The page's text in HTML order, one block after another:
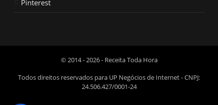
Pinterest
© 2014 - 2026 - Receita Toda Hora
Todos direitos reservados para UP Negócios de Internet - CNPJ:
24.506.427/0001-24